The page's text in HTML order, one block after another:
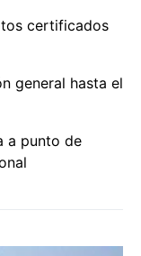
certificados
general hasta el
a punto de